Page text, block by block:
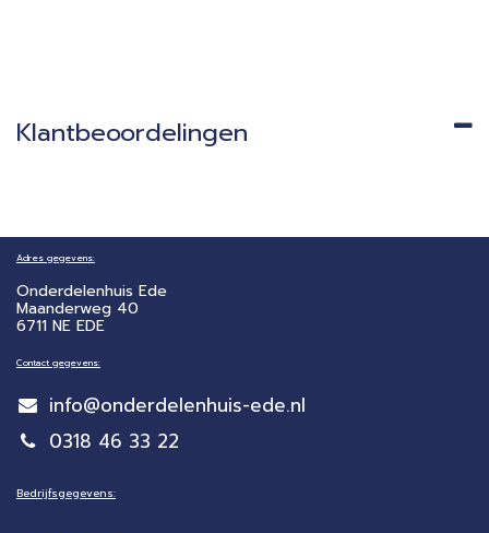
Klantbeoordelingen
Adres gegevens:
Onderdelenhuis Ede
Maanderweg 40
6711 NE EDE
Contact gegevens:
info@onderdelenhuis-ede.nl
0318 46 33 22
Bedrijfsgegevens: